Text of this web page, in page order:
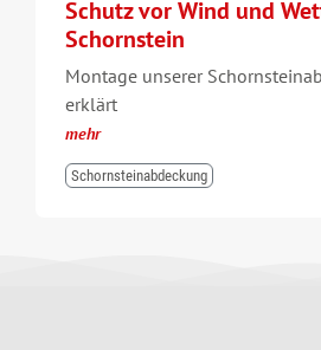
Schutz vor Wind und
Schornstein
Montage unserer
erklärt
mehr
Schornsteinabdeckung